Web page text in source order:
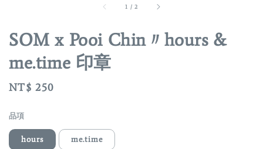
1 /2
SOM x Pooi Chin〃hours &
me.time 印章
Regular
NT$ 250
品項
hours me.time